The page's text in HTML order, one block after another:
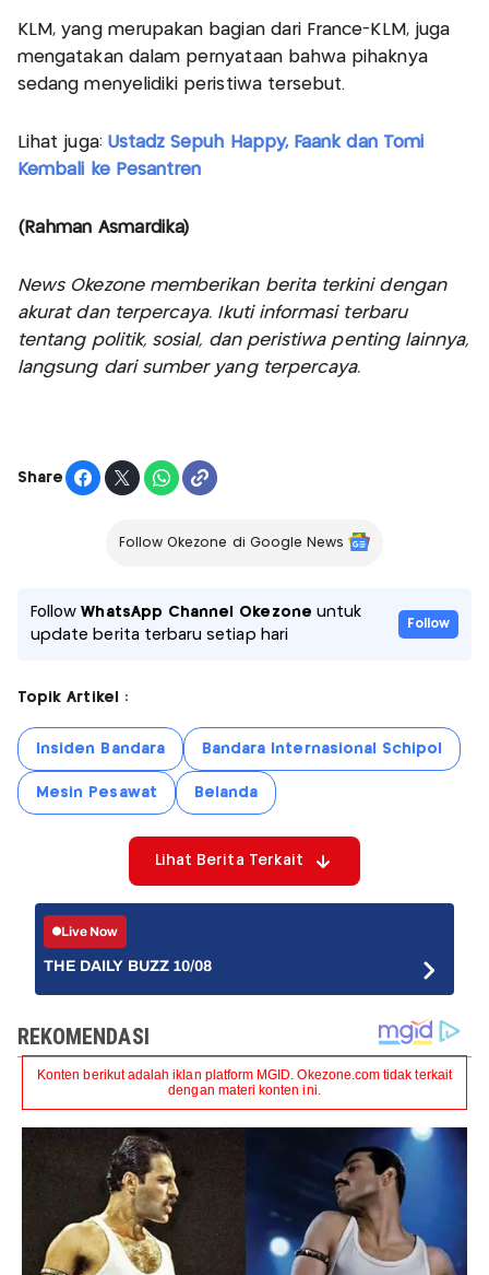
KLM, yang merupakan bagian dari France-KLM, juga
mengatakan dalam pernyataan bahwa pihaknya
sedang menyelidiki peristiwa tersebut.
Lihat juga: Ustadz Sepuh Happy, Faank dan Tomi
Kembali ke Pesantren
(Rahman Asmardika)
News Okezone memberikan berita terkini dengan
akurat dan terpercaya. Ikuti informasi terbaru
tentang politik, sosial, dan peristiwa penting lainnya,
langsung dari sumber yang terpercaya.
Share
Follow Okezone di Google News
FollowWhatsApp Channel Okezone untuk
update berita terbaru setiap hari
Follow
Topik Artikel :
Insiden Bandara Bandara Internasional Schipol
Mesin Pesawat Belanda
Lihat Berita Terkait
Live Now
THE DAILY BUZZ 10/08